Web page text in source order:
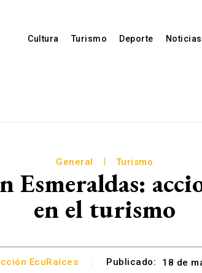
Cultura Turismo Deporte Noticias
General Turismo
Esmeraldas:
en el turismo
EcuRaíces Publicado: 18 de